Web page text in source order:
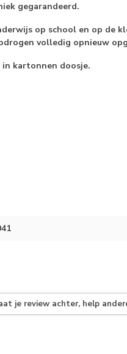
gegarandeerd.
op school en op de
volledig opnieuw
in kartonnen doosje.
je review achter, help